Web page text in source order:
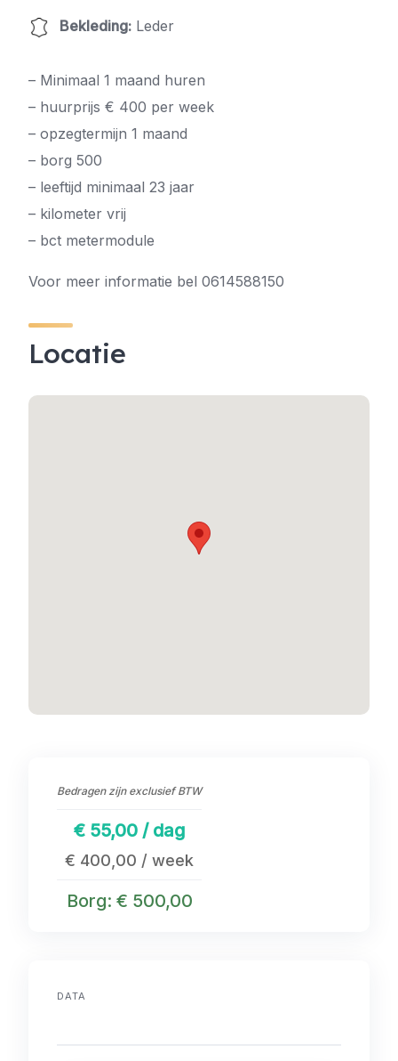
Bekleding: Leder
– Minimaal 1 maand huren
– huurprijs € 400 per week
– opzegtermijn 1 maand
– borg 500
– leeftijd minimaal 23 jaar
– kilometer vrij
– bct metermodule
Voor meer informatie bel 0614588150
Locatie
Bedragen zijn exclusief BTW
€ 55,00 / dag
€ 400,00 / week
Borg: € 500,00
DATA